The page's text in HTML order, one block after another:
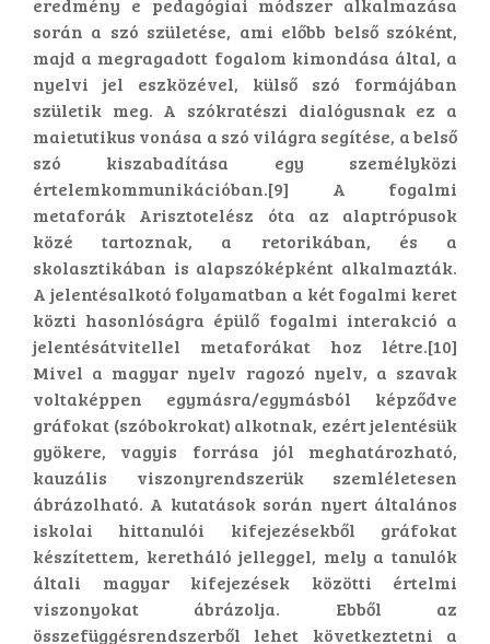
eredmény e pedagógiai módszer alkalmazása
során a szó születése, ami előbb belső szóként,
majd a megragadott fogalom kimondása által, a
nyelvi jel eszközével, külső szó formájában
születik meg. A szókratészi dialógusnak ez a
maietutikus vonása a szó világra segítése, a belső
szó kiszabadítása egy személyközi
értelemkommunikációban.[9] A fogalmi
metaforák Arisztotelész óta az alaptrópusok
közé tartoznak, a retorikában, és a
skolasztikában is alapszóképként alkalmazták.
A jelentésalkotó folyamatban a két fogalmi keret
közti hasonlóságra épülő fogalmi interakció a
jelentésátvitellel metaforákat hoz létre.[10]
Mivel a magyar nyelv ragozó nyelv, a szavak
voltaképpen egymásra/egymásból képződve
gráfokat (szóbokrokat) alkotnak, ezért jelentésük
gyökere, vagyis forrása jól meghatározható,
kauzális viszonyrendszerük szemléletesen
ábrázolható. A kutatások során nyert általános
iskolai hittanulói kifejezésekből gráfokat
készítettem, keretháló jelleggel, mely a tanulók
általi magyar kifejezések közötti értelmi
viszonyokat ábrázolja. Ebből az
összefüggésrendszerből lehet következtetni a